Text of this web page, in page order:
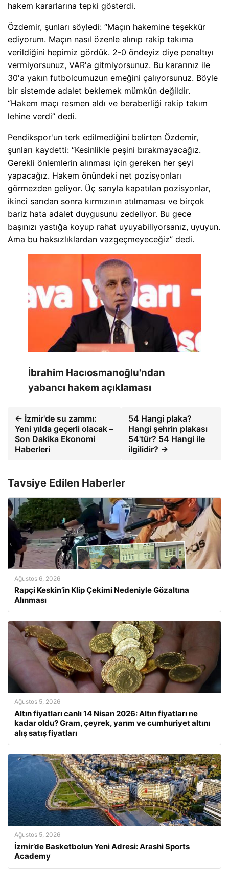
hakem kararlarına tepki gösterdi.
Özdemir, şunları söyledi: “Maçın hakemine teşekkür
ediyorum. Maçın nasıl özenle alınıp rakip takıma
verildiğini hepimiz gördük. 2-0 öndeyiz diye penaltıyı
vermiyorsunuz, VAR'a gitmiyorsunuz. Bu kararınız ile
30'a yakın futbolcumuzun emeğini çalıyorsunuz. Böyle
bir sistemde adalet beklemek mümkün değildir.
“Hakem maçı resmen aldı ve beraberliği rakip takım
lehine verdi” dedi.
Pendikspor'un terk edilmediğini belirten Özdemir,
şunları kaydetti: “Kesinlikle peşini bırakmayacağız.
Gerekli önlemlerin alınması için gereken her şeyi
yapacağız. Hakem önündeki net pozisyonları
görmezden geliyor. Üç sarıyla kapatılan pozisyonlar,
ikinci sarıdan sonra kırmızının atılmaması ve birçok
bariz hata adalet duygusunu zedeliyor. Bu gece
başınızı yastığa koyup rahat uyuyabiliyorsanız, uyuyun.
Ama bu haksızlıklardan vazgeçmeyeceğiz” dedi.
İbrahim Hacıosmanoğlu'ndan
yabancı hakem açıklaması
← İzmir'de su zammı:
Yeni yılda geçerli olacak –
Son Dakika Ekonomi
Haberleri
54 Hangi plaka?
Hangi şehrin plakası
54'tür? 54 Hangi ile
ilgilidir? →
Tavsiye Edilen Haberler
Ağustos 6, 2026
Rapçi Keskin’in Klip Çekimi Nedeniyle Gözaltına
Alınması
Ağustos 5, 2026
Altın fiyatları canlı 14 Nisan 2026: Altın fiyatları ne
kadar oldu? Gram, çeyrek, yarım ve cumhuriyet altını
alış satış fiyatları
Ağustos 5, 2026
İzmir’de Basketbolun Yeni Adresi: Arashi Sports
Academy